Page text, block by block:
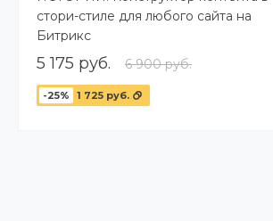
стори-стиле для любого сайта на
Битрикс
5 175 руб. 6 900 руб.
-25% 1 725 руб.